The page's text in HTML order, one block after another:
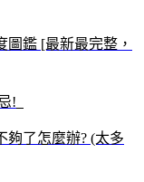
圖鑑 [最新最完整，
!
夠了怎麼辦? (太多